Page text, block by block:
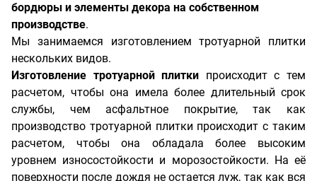
бордюры и элементы декора на собственном
производстве.
Мы занимаемся изготовлением тротуарной плитки
нескольких видов.
Изготовление тротуарной плитки происходит с тем
расчетом, чтобы она имела более длительный срок
службы, чем асфальтное покрытие, так как
производство тротуарной плитки происходит с таким
расчетом, чтобы она обладала более высоким
уровнем износостойкости и морозостойкости. На её
поверхности после дождя не остается луж, так как вся